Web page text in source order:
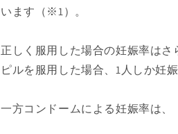
います（※1）。
正しく服用した場合の妊娠率は
ピルを服用した場合、1人しか妊
一方コンドームによる妊娠率は、